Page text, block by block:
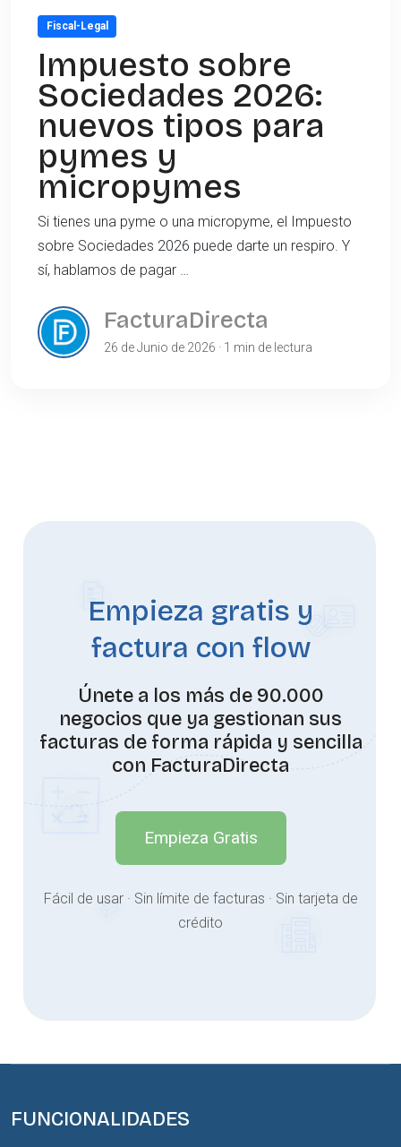
Fiscal-Legal
Impuesto sobre
Sociedades 2026:
nuevos tipos para
pymes y
micropymes
Si tienes una pyme o una micropyme, el Impuesto
sobre Sociedades 2026 puede darte un respiro. Y
sí, hablamos de pagar …
FacturaDirecta
26 de Junio de 2026 · 1 min de lectura
Empieza gratis y
factura con flow
Únete a los más de 90.000
negocios que ya gestionan sus
facturas de forma rápida y sencilla
con FacturaDirecta
Empieza Gratis
Fácil de usar · Sin límite de facturas · Sin tarjeta de
crédito
FUNCIONALIDADES